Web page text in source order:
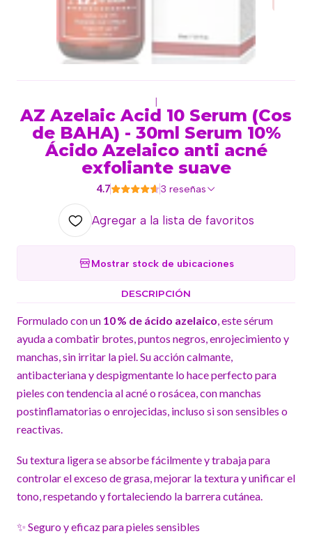
AZ Azelaic Acid 10 Serum (Cos
de BAHA) - 30ml Serum 10%
Ácido Azelaico anti acné
exfoliante suave
4.7 3 reseñas
Agregar a la lista de favoritos
Mostrar stock de ubicaciones
DESCRIPCIÓN
Formulado con un 10 % de ácido azelaico, este sérum
ayuda a combatir brotes, puntos negros, enrojecimiento y
manchas, sin irritar la piel. Su acción calmante,
antibacteriana y despigmentante lo hace perfecto para
pieles con tendencia al acné o rosácea, con manchas
postinflamatorias o enrojecidas, incluso si son sensibles o
reactivas.
Su textura ligera se absorbe fácilmente y trabaja para
controlar el exceso de grasa, mejorar la textura y unificar el
tono, respetando y fortaleciendo la barrera cutánea.
✨ Seguro y eficaz para pieles sensibles